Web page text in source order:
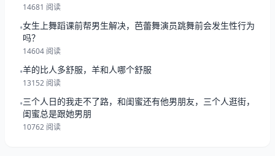
14681 阅读
•女生上舞蹈课前帮男生解决，芭蕾舞演员跳舞前会发生性行为
吗？
14604 阅读
•羊的比人多舒服，羊和人哪个舒服
13152 阅读
•三个人日的我走不了路，和闺蜜还有他男朋友，三个人逛街，
闺蜜总是跟她男朋
10762 阅读